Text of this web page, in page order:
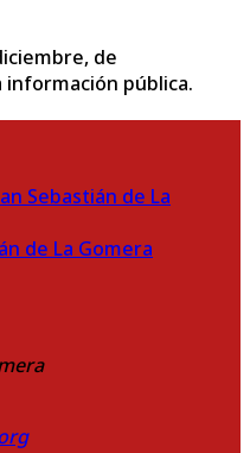
de
información pública.
de La Gomera